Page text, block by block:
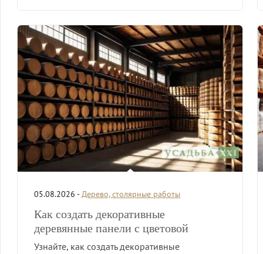
05.08.2026 - Дерево, столярные работы
Как создать декоративные
деревянные панели с цветовой
инкрустацией
Узнайте, как создать декоративные